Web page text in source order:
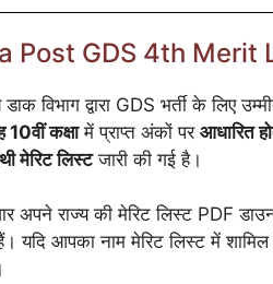
Post GDS 4th Merit
डाक विभाग द्वारा GDS भर्ती के लिए
10वीं कक्षामें प्राप्त अंकों पर आधारित
मेरिट लिस्टजारी की गई है।
अपने राज्य की मेरिट लिस्ट PDF
यदि आपका नाम मेरिट लिस्ट में